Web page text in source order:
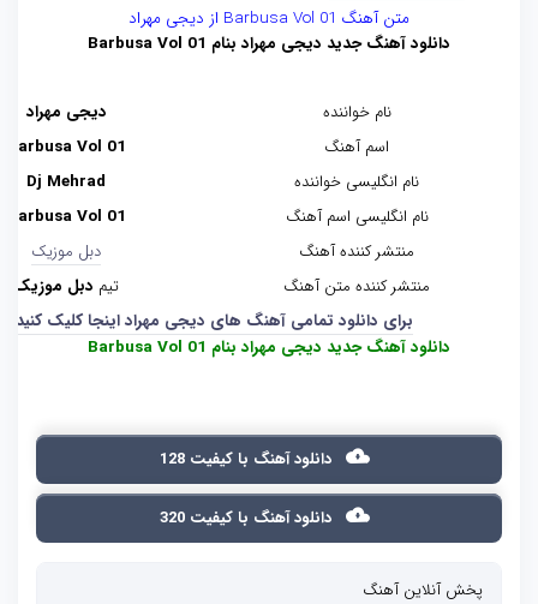
متن آهنگ Barbusa Vol 01 از دیجی مهراد
دانلود آهنگ جدید دیجی مهراد بنام Barbusa Vol 01
نام خواننده
دیجی مهراد
اسم آهنگ
Barbusa Vol 01
نام انگلیسی خواننده
Dj Mehrad
نام انگلیسی اسم آهنگ
Barbusa Vol 01
منتشر کننده آهنگ
دبل موزیک
منتشر کننده متن آهنگ
تیم دبل موزیک
برای دانلود تمامی آهنگ های دیجی مهراد اینجا کلیک کنید.
دانلود آهنگ جدید دیجی مهراد بنام Barbusa Vol 01
دانلود آهنگ با کیفیت 128
دانلود آهنگ با کیفیت 320
پخش آنلاین آهنگ